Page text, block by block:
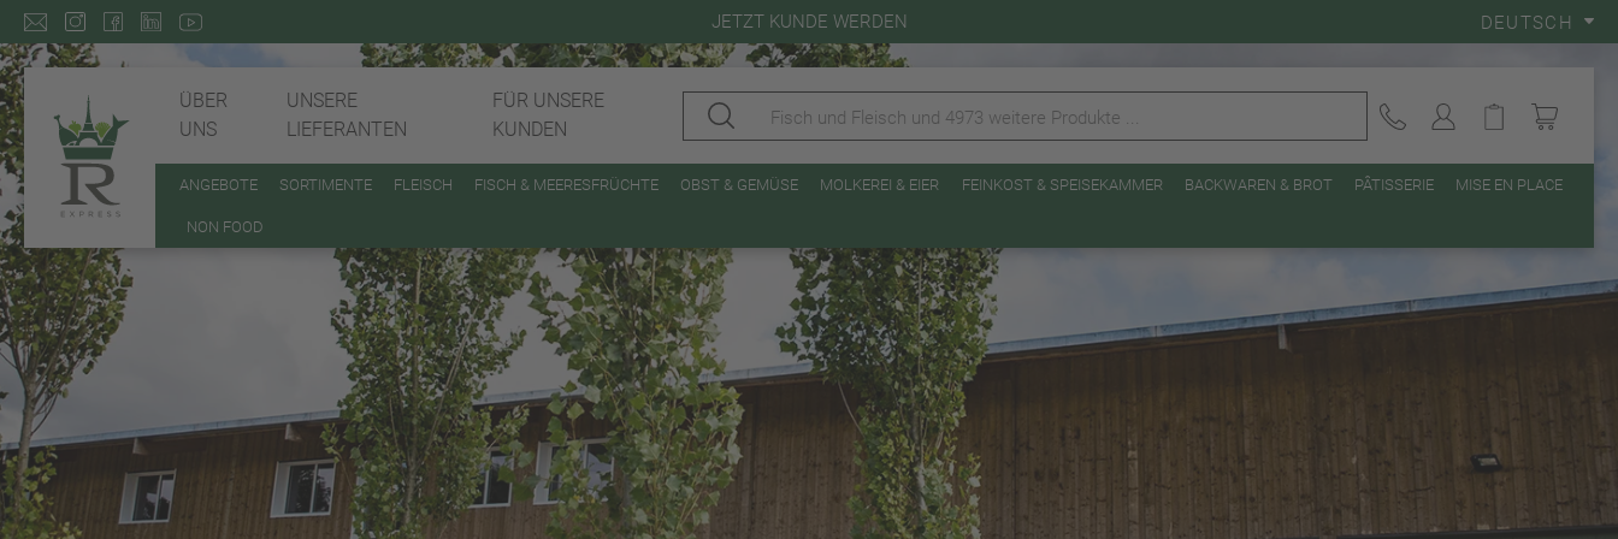
JETZT KUNDE WERDEN DEUTSCH
ÜBER
UNS
UNSERE
LIEFERANTEN
FÜR UNSERE
KUNDEN
ANGEBOTE SORTIMENTE FLEISCH FISCH & MEERESFRÜCHTE OBST & GEMÜSE MOLKEREI & EIER FEINKOST & SPEISEKAMMER BACKWAREN & BROT PÂTISSERIE MISE EN PLACE
NON FOOD